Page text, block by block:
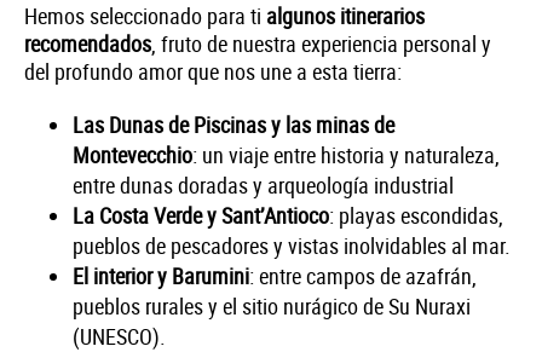
Hemos seleccionado para ti algunos itinerarios
recomendados, fruto de nuestra experiencia personal y
del profundo amor que nos une a esta tierra:
Las Dunas de Piscinas y las minas de
Montevecchio: un viaje entre historia y naturaleza,
entre dunas doradas y arqueología industrial
La Costa Verde y Sant’Antioco: playas escondidas,
pueblos de pescadores y vistas inolvidables al mar.
El interior y Barumini: entre campos de azafrán,
pueblos rurales y el sitio nurágico de Su Nuraxi
(UNESCO).